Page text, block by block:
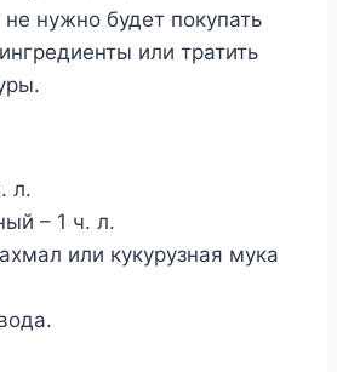
нужно будет покупать
или тратить
л.
– 1 ч. л.
или кукурузная мука